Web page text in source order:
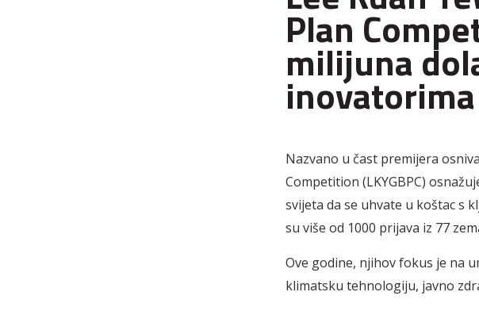
Plan
milijuna
inovatorima
Nazvano u čast premijera
Competition (LKYGBPC)
svijeta da se uhvate u koštac s
su više od 1000 prijava iz 77
Ove godine, njihov fokus je na
klimatsku tehnologiju, javno